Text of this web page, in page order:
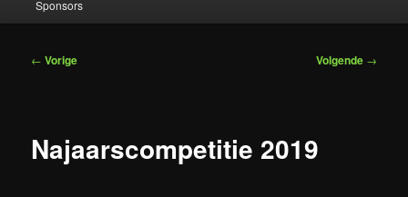
Sponsors
Bericht
← Vorige Volgende →
Najaarscompetitie 2019